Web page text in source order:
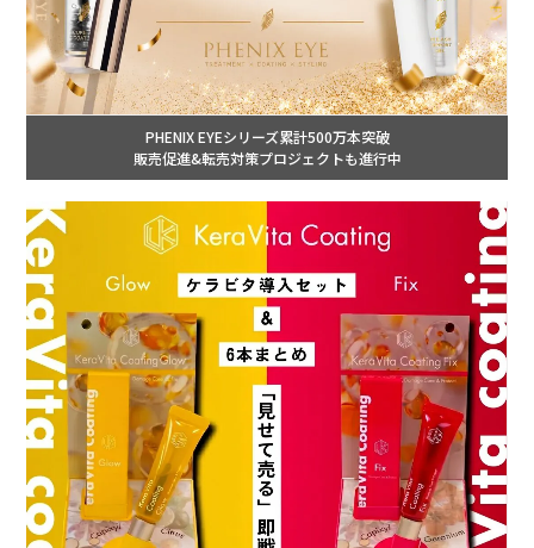
PHENIX EYEシリーズ累計500万本突破
販売促進&転売対策プロジェクトも進行中